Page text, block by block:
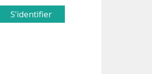
S'identifier